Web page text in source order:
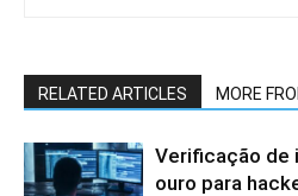
RELATED ARTICLES MORE
Verificação de
ouro para